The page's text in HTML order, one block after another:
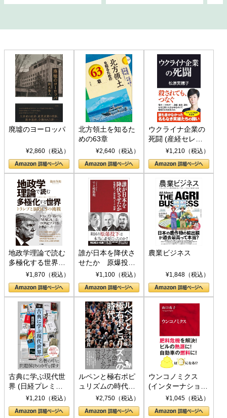
廃墟のヨーロッパ
¥2,860（税込）
北方領土を知るた
めの63章
¥2,640（税込）
ウクライナ企業の
死闘 (産経セレク
ト S 039)¥1,210（税込）
地政学理論で読む
多極化する世界：
トランプとBRICS
の挑戦
¥1,870（税込）
誰が日本を降伏さ
せたか 原爆投
下、ソ連参戦、そ
して聖断 (PHP新
書)
¥1,100（税込）
農業ビジネス
¥1,848（税込）
古典に学ぶ現代世
界 (日経プレミア
シリーズ)¥1,210（税込）
ルペンと極右ポピ
ュリズムの時代：
〈ヤヌス〉の二つ
の顔
¥2,750（税込）
ウンコノミクス
(インターナショナ
ル新書)¥1,045（税込）